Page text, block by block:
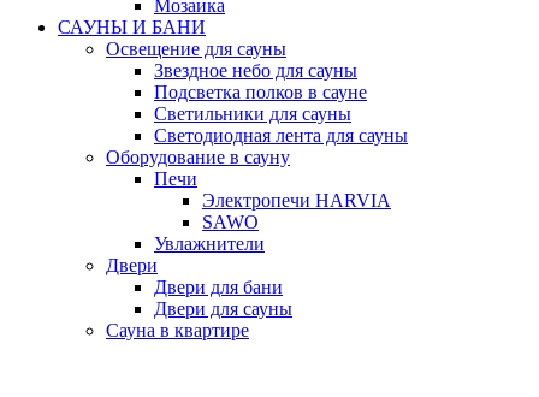
Мозаика
САУНЫ И БАНИ
Освещение для сауны
Звездное небо для сауны
Подсветка полков в сауне
Светильники для сауны
Светодиодная лента для сауны
Оборудование в сауну
Печи
Электропечи HARVIA
SAWO
Увлажнители
Двери
Двери для бани
Двери для сауны
Сауна в квартире